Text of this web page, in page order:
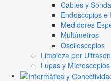
Cables y
Endoscopios e
Medidores
Multímetros
Osciloscopios
Limpieza por
Lupas y Microscopios